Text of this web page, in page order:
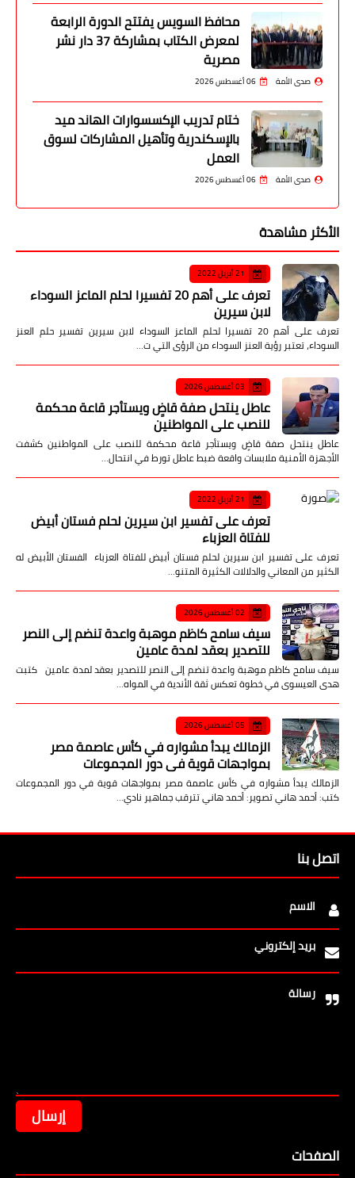
محافظ السويس يفتتح الدورة الرابعة
لمعرض الكتاب بمشاركة 37 دار نشر
مصرية
صدى الأمة 06 أغسطس 2026
ختام تدريب الإكسسوارات الهاند ميد
بالإسكندرية وتأهيل المشاركات لسوق
العمل
صدى الأمة 06 أغسطس 2026
الأكثر مشاهدة
21 أبريل 2022
تعرف على أهم 20 تفسيرا لحلم الماعز السوداء
لابن سيرين
تعرف على أهم 20 تفسيرا لحلم الماعز السوداء لابن سيرين تفسير حلم العنز
السوداء، تعتبر رؤية العنز السوداء من الرؤى التي ت…
03 أغسطس 2026
عاطل ينتحل صفة قاضٍ ويستأجر قاعة محكمة
للنصب على المواطنين
عاطل ينتحل صفة قاضٍ ويستأجر قاعة محكمة للنصب على المواطنين كشفت
الأجهزة الأمنية ملابسات واقعة ضبط عاطل تورط في انتحال…
21 أبريل 2022
تعرف على تفسير ابن سيرين لحلم فستان أبيض
للفتاة العزباء
تعرف على تفسير ابن سيرين لحلم فستان أبيض للفتاة العزباء الفستان الأبيض له
الكثير من المعاني والدلالات الكثيرة المتنو…
02 أغسطس 2026
سيف سامح كاظم موهبة واعدة تنضم إلى النصر
للتصدير بعقد لمدة عامين
سيف سامح كاظم موهبة واعدة تنضم إلى النصر للتصدير بعقد لمدة عامين كتبت
هدى العيسوى في خطوة تعكس ثقة الأندية في المواه…
05 أغسطس 2026
الزمالك يبدأ مشواره في كأس عاصمة مصر
بمواجهات قوية في دور المجموعات
الزمالك يبدأ مشواره في كأس عاصمة مصر بمواجهات قوية في دور المجموعات
كتب: أحمد هاني تصوير: أحمد هاني تترقب جماهير نادي…
اتصل بنا
الاسم
بريد إلكتروني
رسالة
الصفحات